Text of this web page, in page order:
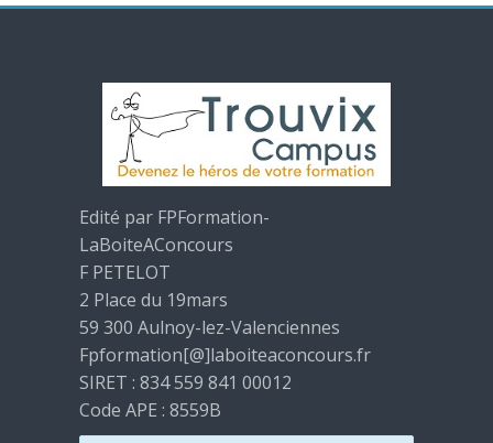
Edité par FPFormation-
LaBoiteAConcours
F PETELOT
2 Place du 19mars
59 300 Aulnoy-lez-Valenciennes
Fpformation[@]laboiteaconcours.fr
SIRET : 834 559 841 00012
Code APE : 8559B